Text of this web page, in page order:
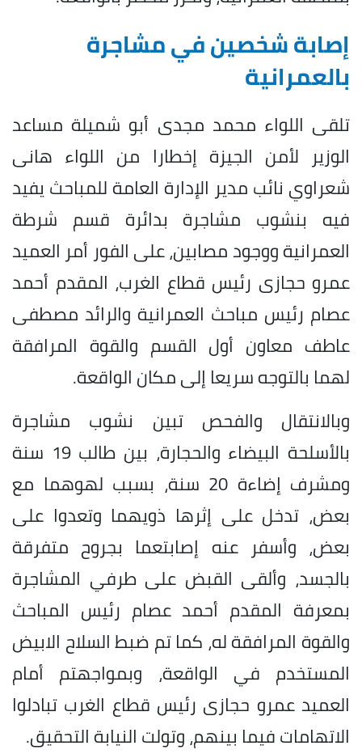
إصابة شخصين في مشاجرة
بالعمرانية
تلقى اللواء محمد مجدى أبو شميلة مساعد
الوزير لأمن الجيزة إخطارا من اللواء هانى
شعراوي نائب مدير الإدارة العامة للمباحث يفيد
فيه بنشوب مشاجرة بدائرة قسم شرطة
العمرانية ووجود مصابين، على الفور أمر العميد
عمرو حجازى رئيس قطاع الغرب، المقدم أحمد
عصام رئيس مباحث العمرانية والرائد مصطفى
عاطف معاون أول القسم والقوة المرافقة
لهما بالتوجه سريعا إلى مكان الواقعة.
وبالانتقال والفحص تبين نشوب مشاجرة
بالأسلحة البيضاء والحجارة، بين طالب 19 سنة
ومشرف إضاءة 20 سنة، بسبب لهوهما مع
بعض، تدخل على إثرها ذويهما وتعدوا على
بعض، وأسفر عنه إصابتعما بجروح متفرقة
بالجسد، وألقى القبض على طرفي المشاجرة
بمعرفة المقدم أحمد عصام رئيس المباحث
والقوة المرافقة له، كما تم ضبط السلاح الابيض
المستخدم في الواقعة، وبمواجهتم أمام
العميد عمرو حجازى رئيس قطاع الغرب تبادلوا
الاتهامات فيما بينهم، وتولت النيابة التحقيق.